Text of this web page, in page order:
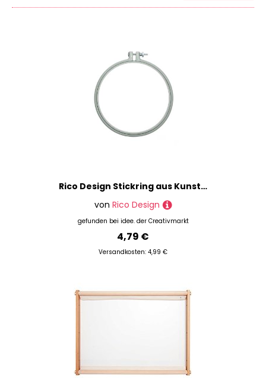
Rico Design Stickring aus Kunststoff mintgrün 15,2cm
von Rico Design
gefunden bei idee. der Creativmarkt
4,79 €
Versandkosten: 4,99 €